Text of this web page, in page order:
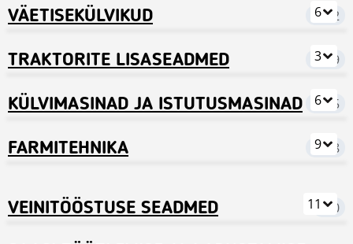
VÄETISEKÜLVIKUD 2672
6
TRAKTORITE LISASEADMED 2449
3
KÜLVIMASINAD JA ISTUTUSMASINAD 3595
6
FARMITEHNIKA 3408
9
VEINITÖÖSTUSE SEADMED 220
11